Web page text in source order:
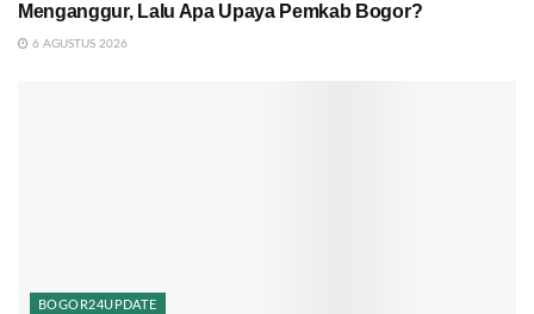
Menganggur, Lalu Apa Upaya Pemkab Bogor?
6 AGUSTUS 2026
BOGOR24UPDATE